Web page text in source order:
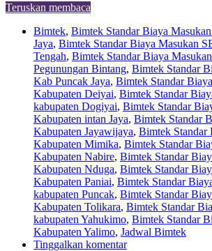
Teruskan membaca
Bimtek, Bimtek Standar Biaya
Jaya, Bimtek Standar Biaya Masukan
Tengah, Bimtek Standar Biaya
Pegunungan Bintang, Bimtek Standar
Kab Puncak Jaya, Bimtek Standar
Kabupaten Deiyai, Bimtek Standar
kabupaten Dogiyai, Bimtek Standar
Kabupaten intan Jaya, Bimtek Standar
Kabupaten Jayawijaya, Bimtek Standar
Kabupaten Mimika, Bimtek Standar
Kabupaten Nabire, Bimtek Standar
Kabupaten Nduga, Bimtek Standar
Kabupaten Paniai, Bimtek Standar
kabupaten Puncak, Bimtek Standar
Kabupaten Tolikara, Bimtek Standar
kabupaten Yahukimo, Bimtek Standar
Kabupaten Yalimo, Jadwal Bimtek
Tinggalkan komentar